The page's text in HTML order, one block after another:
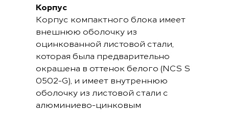
Корпус
Корпус компактного блока имеет
внешнюю оболочку из
оцинкованной листовой стали,
которая была предварительно
окрашена в оттенок белого (NCS S
0502-G), и имеет внутреннюю
оболочку из листовой стали с
алюминиево-цинковым